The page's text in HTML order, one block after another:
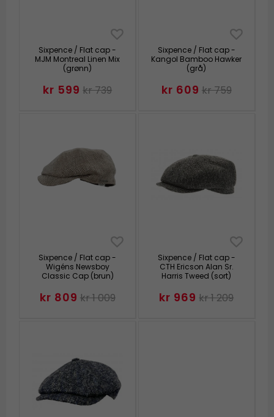
Sixpence / Flat cap -
MJM Montreal Linen Mix
(grønn)
kr 599 kr 739
Sixpence / Flat cap -
Kangol Bamboo Hawker
(grå)
kr 609 kr 759
Sixpence / Flat cap -
Wigéns Newsboy
Classic Cap (brun)
kr 809 kr 1 009
Sixpence / Flat cap -
CTH Ericson Alan Sr.
Harris Tweed (sort)
kr 969 kr 1 209